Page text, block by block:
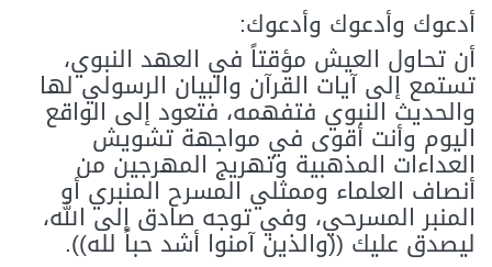
أدعوك وأدعوك وأدعوك:
أن تحاول العيش مؤقتاً في العهد النبوي،
تستمع إلى آيات القرآن والبيان الرسولي لها
والحديث النبوي فتفهمه، فتعود إلى الواقع
اليوم وأنت أقوى في مواجهة تشويش
العداءات المذهبية وتهريج المهرجين من
أنصاف العلماء وممثلي المسرح المنبري أو
المنبر المسرحي، وفي توجه صادق إلى الله،
ليصدق عليك ((والذين آمنوا أشد حباً لله)).